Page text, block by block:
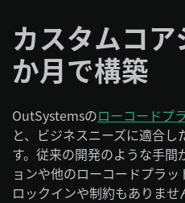
プラットフォーム
ソリューション
Search in OutSystems
カスタムコ
か月で構築
OutSystemsのローコードプ
と、ビジネスニーズに適合
す。従来の開発のような手
ョンや他のローコードプラ
ロックインや制約もありませ